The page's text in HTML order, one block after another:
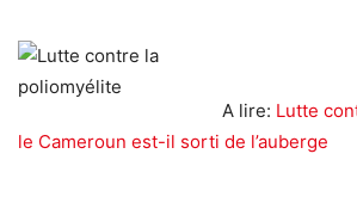
A lire: Lutte
le Cameroun est-il sorti de l’auberge